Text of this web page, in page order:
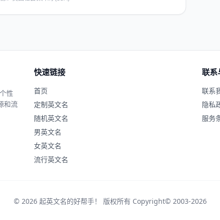
性
和流
快速链接
首页
定制英文名
随机英文名
男英文名
女英文名
流行英文名
联系
联系
隐私
服务
© 2026 起英文名的好帮手！ 版权所有 Copyright© 2003-2026